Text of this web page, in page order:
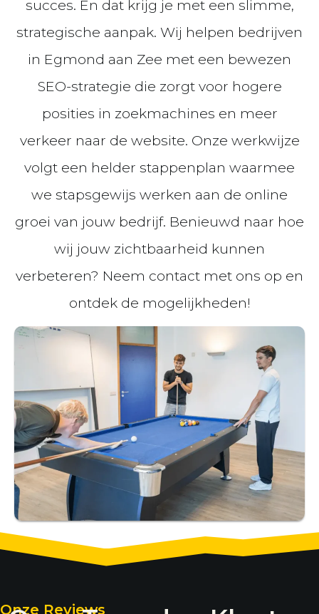
succes. En dat krijg je met een slimme,
strategische aanpak. Wij helpen bedrijven
in Egmond aan Zee met een bewezen
SEO-strategie die zorgt voor hogere
posities in zoekmachines en meer
verkeer naar de website. Onze werkwijze
volgt een helder stappenplan waarmee
we stapsgewijs werken aan de online
groei van jouw bedrijf. Benieuwd naar hoe
wij jouw zichtbaarheid kunnen
verbeteren? Neem contact met ons op en
ontdek de mogelijkheden!
Onze Reviews